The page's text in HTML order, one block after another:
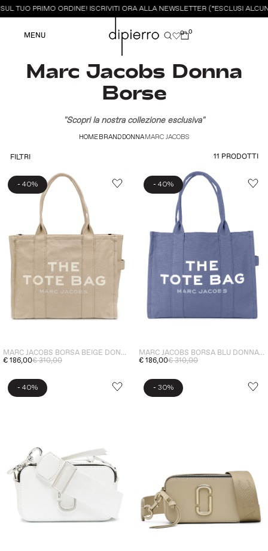
TUO PRIMO ORDINE! ISCRIVITI ORA ALLA NEWSLETTER (*ESCLUSI
MENU 0 0
Marc Jacobs Donna
Borse
"Scopri la nostra collezione esclusiva"
HOME BRAND DONNA MARC JACOBS
FILTRI 11 PRODOTTI
- 40%
MARC JACOBS BORSA BEIGE DONNA THE TOTE GRANDE
€ 186,00€ 310,00
- 40%
MARC JACOBS BORSA BLU DONNA THE TOTE GRANDE
€ 186,00€ 310,00
- 40% - 30%